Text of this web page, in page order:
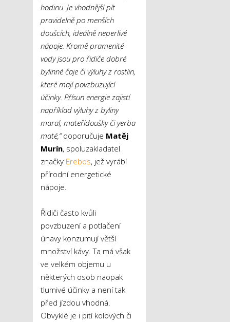
hodinu. Je vhodnější pít
pravidelně po menších
doušcích, ideálně neperlivé
nápoje. Kromě pramenité
vody jsou pro řidiče dobré
bylinné čaje či výluhy z rostlin,
které mají povzbuzující
účinky. Přísun energie zajistí
například výluhy z byliny
maral, mateřídoušky či yerba
maté,“doporučuje Matěj
Murín, spoluzakladatel
značky Erebos, jež vyrábí
přírodní energetické
nápoje.
Řidiči často kvůli
povzbuzení a potlačení
únavy konzumují větší
množství kávy. Ta má však
ve velkém objemu u
některých osob naopak
tlumivé účinky a není tak
před jízdou vhodná.
Obvyklé je i pití kolových či